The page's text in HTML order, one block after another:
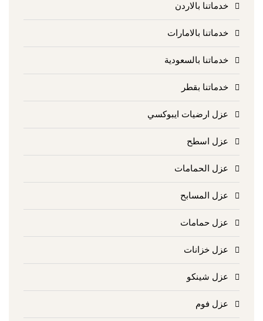
خدماتنا بالاردن
خدماتنا بالامارات
خدماتنا بالسعودية
خدماتنا بقطر
عزل ارضيات ايبوكسي
عزل اسطح
عزل الحمامات
عزل المسابح
عزل حمامات
عزل خزانات
عزل شينكو
عزل فوم